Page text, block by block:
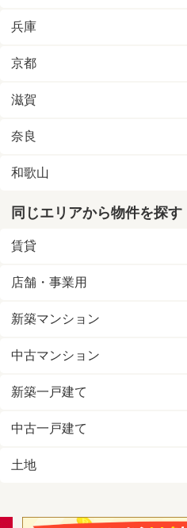
兵庫
京都
滋賀
奈良
和歌山
同じエリアから物件を探す
賃貸
店舗・事業用
新築マンション
中古マンション
新築一戸建て
中古一戸建て
土地